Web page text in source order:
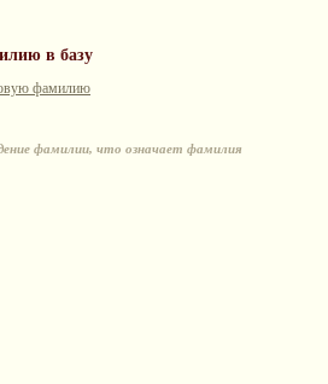
в базу
фамилию
фамилии, что означает фамилия